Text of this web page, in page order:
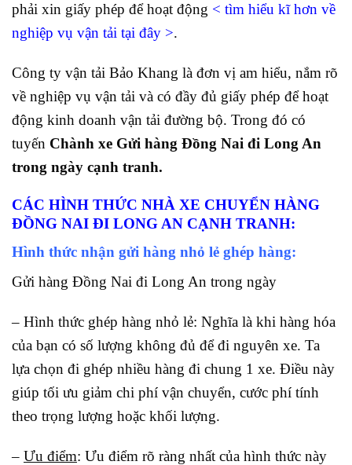
phải xin giấy phép để hoạt động < tìm hiểu kĩ hơn về
nghiệp vụ vận tải tại đây >.
Công ty vận tải Bảo Khang là đơn vị am hiểu, nắm rõ
về nghiệp vụ vận tải và có đầy đủ giấy phép để hoạt
động kinh doanh vận tải đường bộ. Trong đó có
tuyến Chành xe Gửi hàng Đồng Nai đi Long An
trong ngày cạnh tranh.
CÁC HÌNH THỨC NHÀ XE CHUYỂN HÀNG
ĐỒNG NAI ĐI LONG AN CẠNH TRANH:
Hình thức nhận gửi hàng nhỏ lẻ ghép hàng:
Gửi hàng Đồng Nai đi Long An trong ngày
– Hình thức ghép hàng nhỏ lẻ: Nghĩa là khi hàng hóa
của bạn có số lượng không đủ để đi nguyên xe. Ta
lựa chọn đi ghép nhiều hàng đi chung 1 xe. Điều này
giúp tối ưu giảm chi phí vận chuyển, cước phí tính
theo trọng lượng hoặc khối lượng.
– Ưu điểm: Ưu điểm rõ ràng nhất của hình thức này